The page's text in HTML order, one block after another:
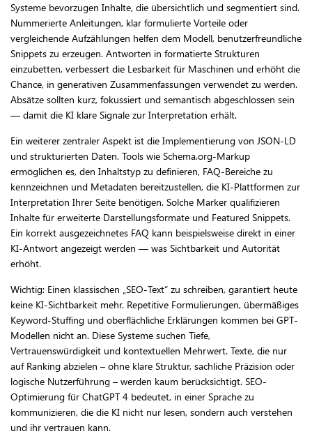
Systeme bevorzugen Inhalte, die übersichtlich und segmentiert sind.
Nummerierte Anleitungen, klar formulierte Vorteile oder
vergleichende Aufzählungen helfen dem Modell, benutzerfreundliche
Snippets zu erzeugen. Antworten in formatierte Strukturen
einzubetten, verbessert die Lesbarkeit für Maschinen und erhöht die
Chance, in generativen Zusammenfassungen verwendet zu werden.
Absätze sollten kurz, fokussiert und semantisch abgeschlossen sein
— damit die KI klare Signale zur Interpretation erhält.
Ein weiterer zentraler Aspekt ist die Implementierung von JSON-LD
und strukturierten Daten. Tools wie Schema.org-Markup
ermöglichen es, den Inhaltstyp zu definieren, FAQ-Bereiche zu
kennzeichnen und Metadaten bereitzustellen, die KI-Plattformen zur
Interpretation Ihrer Seite benötigen. Solche Marker qualifizieren
Inhalte für erweiterte Darstellungsformate und Featured Snippets.
Ein korrekt ausgezeichnetes FAQ kann beispielsweise direkt in einer
KI-Antwort angezeigt werden — was Sichtbarkeit und Autorität
erhöht.
Wichtig: Einen klassischen „SEO-Text“ zu schreiben, garantiert heute
keine KI-Sichtbarkeit mehr. Repetitive Formulierungen, übermäßiges
Keyword-Stuffing und oberflächliche Erklärungen kommen bei GPT-
Modellen nicht an. Diese Systeme suchen Tiefe,
Vertrauenswürdigkeit und kontextuellen Mehrwert. Texte, die nur
auf Ranking abzielen – ohne klare Struktur, sachliche Präzision oder
logische Nutzerführung – werden kaum berücksichtigt. SEO-
Optimierung für ChatGPT 4 bedeutet, in einer Sprache zu
kommunizieren, die die KI nicht nur lesen, sondern auch verstehen
und ihr vertrauen kann.